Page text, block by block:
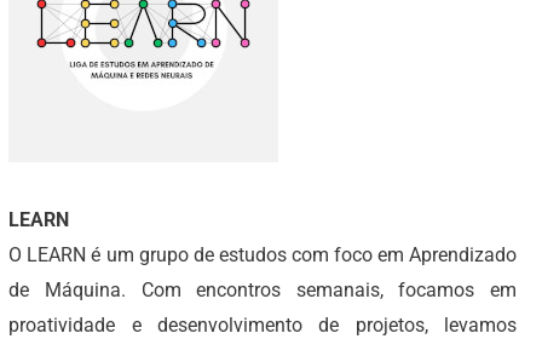
LEARN
O LEARN é um grupo de estudos com foco em Aprendizado
de Máquina. Com encontros semanais, focamos em
proatividade e desenvolvimento de projetos, levamos